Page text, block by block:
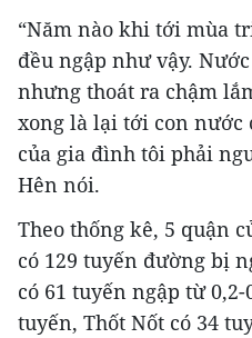
“Năm nào khi tới mùa
đều ngập như vậy.
nhưng thoát ra chậm
xong là lại tới con nước
của gia đình tôi phải
Hên nói.
Theo thống kê, 5 quận
có 129 tuyến đường bị
có 61 tuyến ngập từ
tuyến, Thốt Nốt có 34